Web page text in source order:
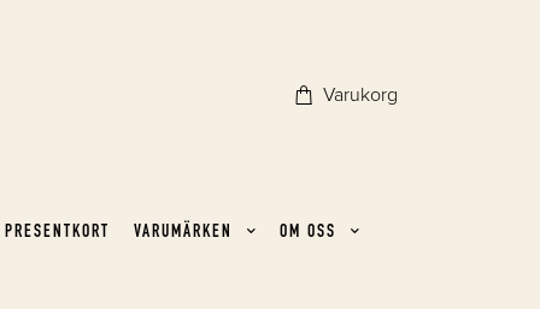
Varukorg
PRESENTKORT VARUMÄRKEN OM OSS